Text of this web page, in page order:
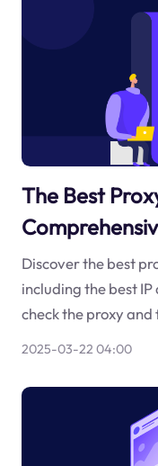
The Best
Discover the best
including the best
check the proxy
2025-03-22 04:00